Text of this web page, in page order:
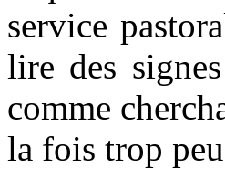
service
lire des
comme
la fois trop peu